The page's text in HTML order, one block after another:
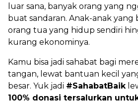
luar sana, banyak orang yang
buat sandaran. Anak-anak yang
orang tua yang hidup sendiri
kurang ekonominya.
Kamu bisa jadi sahabat bagi
tangan, lewat bantuan kecil
besar. Yuk jadi #SahabatBaik
100% donasi tersalurkan